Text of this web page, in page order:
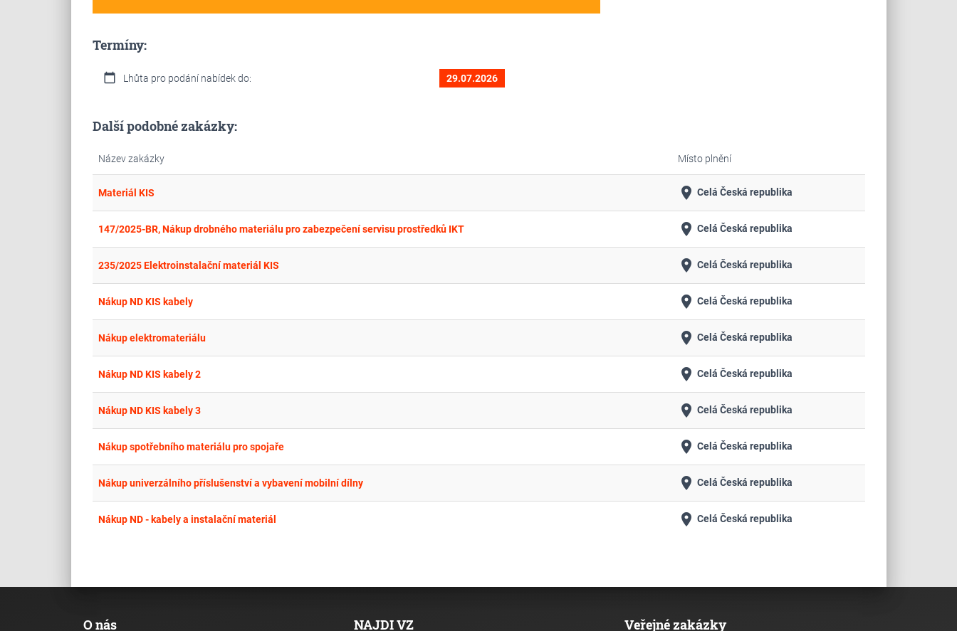
Termíny:
calendar_today Lhůta pro podání nabídek do: 29.07.2026
Další podobné zakázky:
Název zakázky Místo plnění
Materiál KIS place Celá Česká republika
147/2025-BR, Nákup drobného materiálu pro zabezpečení servisu prostředků IKT place Celá Česká republika
235/2025 Elektroinstalační materiál KIS place Celá Česká republika
Nákup ND KIS kabely place Celá Česká republika
Nákup elektromateriálu place Celá Česká republika
Nákup ND KIS kabely 2 place Celá Česká republika
Nákup ND KIS kabely 3 place Celá Česká republika
Nákup spotřebního materiálu pro spojaře place Celá Česká republika
Nákup univerzálního příslušenství a vybavení mobilní dílny place Celá Česká republika
Nákup ND - kabely a instalační materiál place Celá Česká republika
O nás NAJDI VZ Veřejné zakázky